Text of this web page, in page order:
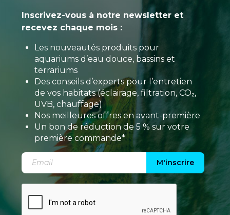
Inscrivez-vous à notre newsletter et
recevez chaque mois :
Les nouveautés produits pour
aquariums d’eau douce, bassins et
terrariums
Des conseils d’experts pour l’entretien
de vos habitats (éclairage, filtration, CO₂,
UVB, chauffage)
Nos meilleures offres en avant-première
Un bon de réduction de 5 % sur votre
première commande*
M'inscrire